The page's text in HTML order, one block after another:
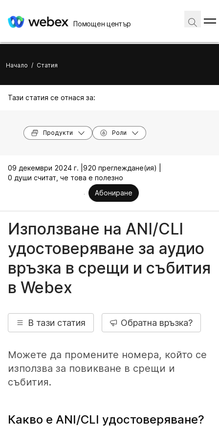
Помощен център
Начало / Статия
Тази статия се отнася за:
Продукти Роли
09 декември 2024 г. | 920 преглеждане(ия) |
0 души считат, че това е полезно
Абониране
Използване на ANI/CLI
удостоверяване за аудио
връзка в срещи и събития
в Webex
В тази статия Обратна връзка?
Можете да промените номера, който се
използва за повикване в срещи и
събития.
Какво е ANI/CLI удостоверяване?